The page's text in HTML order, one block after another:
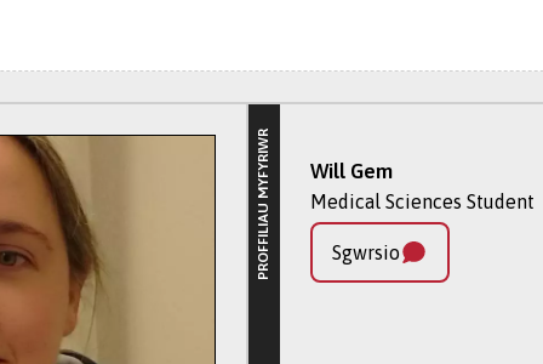
i wella eich sgiliau iaith.
Profiad Rhyngwladol ar ôl dechrau ar eich cwrs ym
i chi er mwyn eich helpu i wneud penderfyniad cytbwys.
Byd?
Profiad Rhyngwladol
, a darllenwch am y cyfleoedd i
Rhan Amser?
eich gyrfa a'ch incwm ac ennill cymwysterau gwerthfawr ar
Cynnal cydbwysedd rhwng eich astudiaethau a bywyd
Ennill sgiliau, gwybodaeth a hyder newydd i ddatblygu
Gael?
gynnwys a ydych wedi dilyn cwrs addysg uwch o'r blaen,
Mathew Jones
Darlithydd mewn Gwyddorau
Fy Mhroffil
PROFFILIAU MYFYRIWR Will Gem
Medical Sciences Student
Sgwrsio